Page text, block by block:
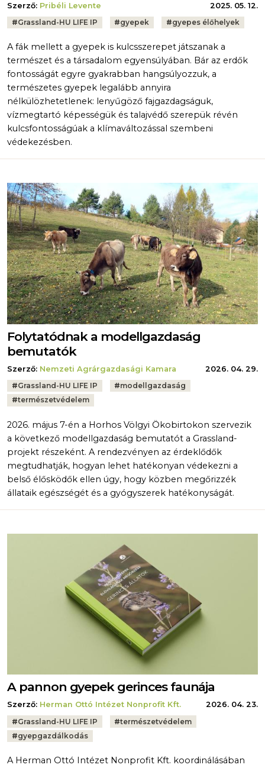
Szerző: Pribéli Levente
2025. 05. 12.
Tags:
#Grassland-HU LIFE IP #gyepek #gyepes élőhelyek
A fák mellett a gyepek is kulcsszerepet játszanak a
természet és a társadalom egyensúlyában. Bár az erdők
fontosságát egyre gyakrabban hangsúlyozzuk, a
természetes gyepek legalább annyira
nélkülözhetetlenek: lenyűgöző fajgazdagságuk,
vízmegtartó képességük és talajvédő szerepük révén
kulcsfontosságúak a klímaváltozással szembeni
védekezésben.
Folytatódnak a modellgazdaság
bemutatók
Szerző: Nemzeti Agrárgazdasági Kamara
2026. 04. 29.
Tags:
#Grassland-HU LIFE IP #modellgazdaság
#természetvédelem
2026. május 7-én a Horhos Völgyi Ökobirtokon szervezik
a következő modellgazdaság bemutatót a Grassland-
projekt részeként. A rendezvényen az érdeklődők
megtudhatják, hogyan lehet hatékonyan védekezni a
belső élősködők ellen úgy, hogy közben megőrizzék
állataik egészségét és a gyógyszerek hatékonyságát.
A pannon gyepek gerinces faunája
Szerző: Herman Ottó Intézet Nonprofit Kft.
2026. 04. 23.
Tags:
#Grassland-HU LIFE IP #természetvédelem
#gyepgazdálkodás
A Herman Ottó Intézet Nonprofit Kft. koordinálásában